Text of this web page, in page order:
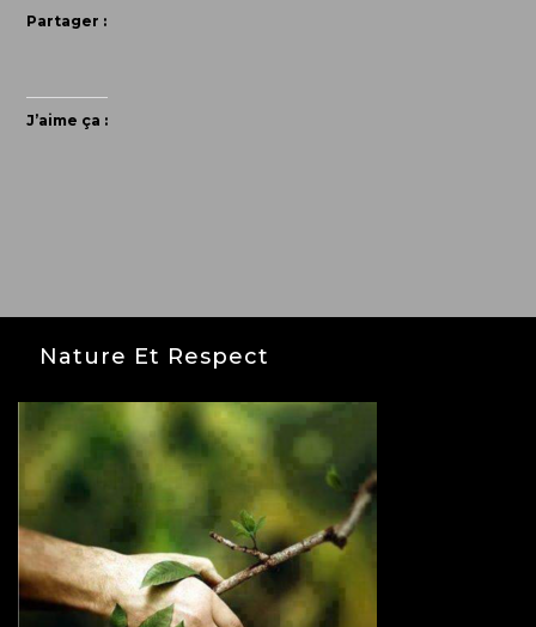
Partager :
J’aime ça :
Nature Et Respect